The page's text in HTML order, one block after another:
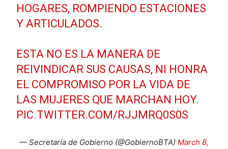
HOGARES, ROMPIENDO ESTACIONES
Y ARTICULADOS.
ESTA NO ES LA MANERA DE
REIVINDICAR SUS CAUSAS, NI HONRA
EL COMPROMISO POR LA VIDA DE
LAS MUJERES QUE MARCHAN HOY.
PIC.TWITTER.COM/RJJMRQ0S0S
— Secretaría de Gobierno (@GobiernoBTA) March 8,